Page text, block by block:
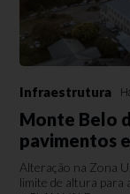
Infraestrutura
Monte Belo
pavimentos
Alteração na Zona
limite de altura para